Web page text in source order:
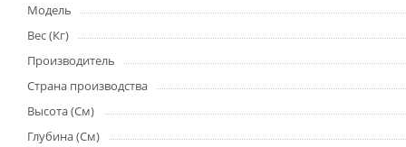
Модель
Вес (Кг)
Производитель
Страна производства
Высота (См)
Глубина (См)